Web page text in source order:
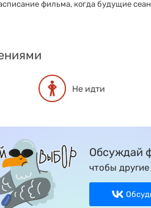
фильма, когда будущие
Не идти
Обсуждай
чтобы